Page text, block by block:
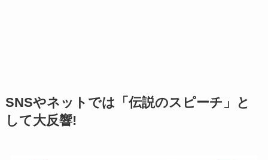
SNSやネットでは「伝説のスピーチ」と
して大反響!